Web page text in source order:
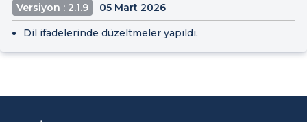
Versiyon : 2.1.9 05 Mart 2026
Dil ifadelerinde düzeltmeler yapıldı.